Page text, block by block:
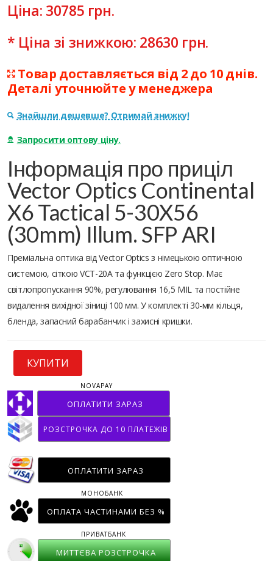
Ціна: 30785 грн.
* Ціна зі знижкою: 28630 грн.
Товар доставляється від 2 до 10 днів.
Деталі уточнюйте у менеджера
Знайшли дешевше? Отримай знижку!
Запросити оптову ціну.
Інформація про приціл
Vector Optics Continental
X6 Tactical 5-30X56
(30mm) Illum. SFP ARI
Преміальна оптика від Vector Optics з німецькою оптичною
системою, сіткою VCT-20A та функцією Zero Stop. Має
світлопропускання 90%, регулювання 16,5 MIL та постійне
видалення вихідної зіниці 100 мм. У комплекті 30-мм кільця,
бленда, запасний барабанчик і захисні кришки.
КУПИТИ
ОПЛАТИТИ ЗАРАЗ
NOVAPAY
РОЗСТРОЧКА ДО 10 ПЛАТЕЖІВ
ОПЛАТИТИ ЗАРАЗ
ОПЛАТА ЧАСТИНАМИ БЕЗ %
МОНОБАНК
МИТТЄВА РОЗСТРОЧКА
ПРИВАТБАНК